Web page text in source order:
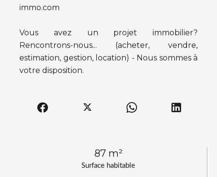
Surface habitable
87 m²
immo.com
Vous avez un projet immobilier?
Rencontrons-nous... (acheter, vendre,
estimation, gestion, location) - Nous sommes à
votre disposition.